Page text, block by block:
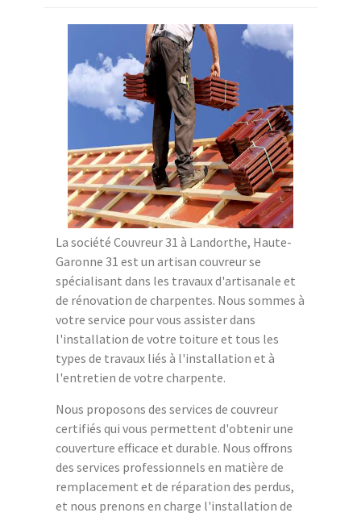
La société Couvreur 31 à Landorthe, Haute-
Garonne 31 est un artisan couvreur se
spécialisant dans les travaux d'artisanale et
de rénovation de charpentes. Nous sommes à
votre service pour vous assister dans
l'installation de votre toiture et tous les
types de travaux liés à l'installation et à
l'entretien de votre charpente.
Nous proposons des services de couvreur
certifiés qui vous permettent d'obtenir une
couverture efficace et durable. Nous offrons
des services professionnels en matière de
remplacement et de réparation des perdus,
et nous prenons en charge l'installation de